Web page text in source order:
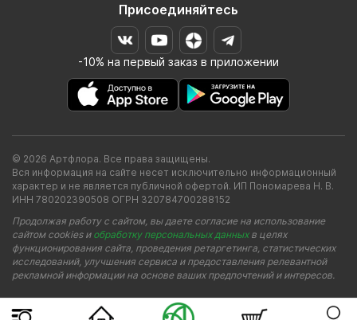
Присоединяйтесь
-10% на первый заказ в приложении
© 2026 Артфлора. Все права защищены.
Вся информация на сайте несет исключительно информационный
характер и не является публичной офертой. ИП Пономарева Н. В.
ИНН 780202390508 ОГРН 320784700288152
Продолжая работу с сайтом, вы даете согласие на использование
сайтом cookies и обработку персональных данныхв целях
функционирования сайта, проведения ретаргетинга, статистических
исследований, улучшения сервиса и предоставления релевантной
рекламной информации на основе ваших предпочтений и интересов.